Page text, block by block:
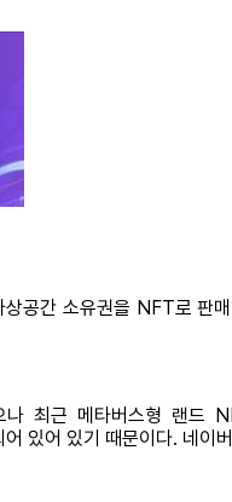
간 소유권을 NFT로 판
최근 메타버스형 랜드
있어 있기 때문이다. 네